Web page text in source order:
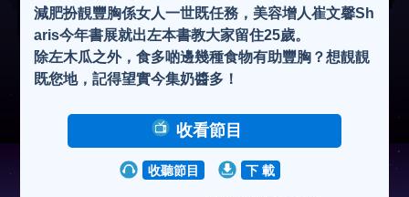
減肥扮靚豐胸係女人一世既任務，美容增人崔文馨Sh
aris今年書展就出左本書教大家留住25歲。
除左木瓜之外，食多啲邊幾種食物有助豐胸？想靚靚
既您地，記得望實今集奶醬多！
收看節目
收聽節目 下 載